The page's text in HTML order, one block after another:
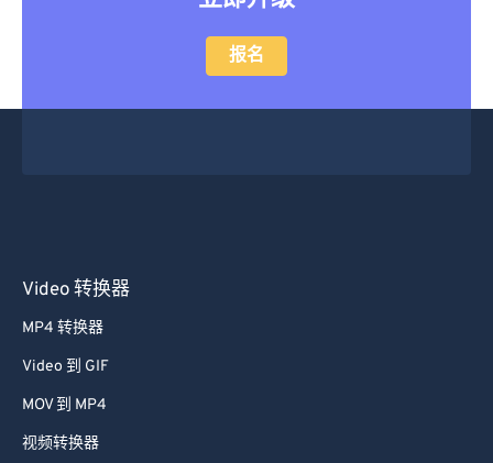
报名
Video 转换器
MP4 转换器
Video 到 GIF
MOV 到 MP4
视频转换器